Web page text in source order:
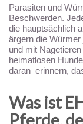
Parasiten und
Beschwerden.
die hauptsächlich
ärgern die
und mit
heimatlosen
daran erinnern,
Was ist